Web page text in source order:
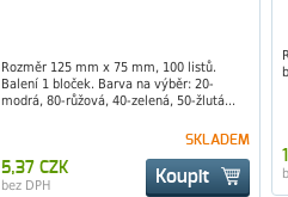
Rozměr 125 mm x 75 mm, 100 listů.
Balení 1 bloček. Barva na výběr: 20-
modrá, 80-růžová, 40-zelená, 50-žlutá...
Koupit
SKLADEM
5,37 CZK
bez DPH